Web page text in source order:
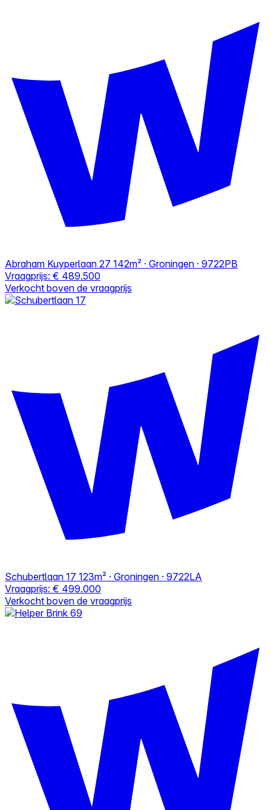
Abraham Kuyperlaan 27 142m² · Groningen · 9722PB
Vraagprijs: € 489.500
Verkocht boven de vraagprijs
Schubertlaan 17 123m² · Groningen · 9722LA
Vraagprijs: € 499.000
Verkocht boven de vraagprijs